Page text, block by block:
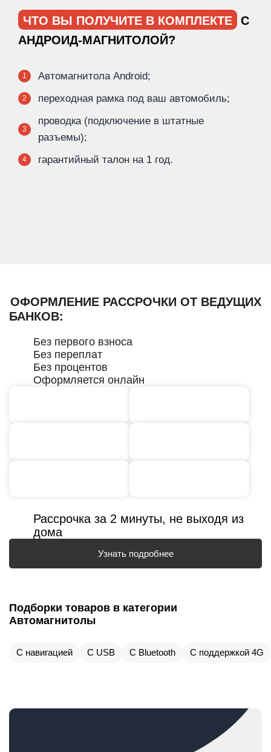
ЧТО ВЫ ПОЛУЧИТЕ В КОМПЛЕКТЕ
С
АНДРОИД-МАГНИТОЛОЙ?
1 Автомагнитола Android;
2 переходная рамка под ваш автомобиль;
3
проводка (подключение в штатные
разъемы);
4 гарантийный талон на 1 год.
ОФОРМЛЕНИЕ РАССРОЧКИ ОТ ВЕДУЩИХ
БАНКОВ:
Без первого взноса
Без переплат
Без процентов
Оформляется онлайн
Рассрочка за 2 минуты, не выходя из
дома
Узнать подробнее
Подборки товаров в категории
Автомагнитолы
С навигацией С USB С Bluetooth С поддержкой 4G